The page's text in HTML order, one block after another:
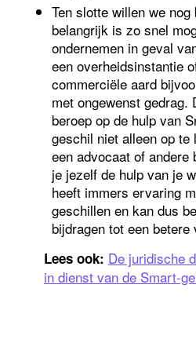
Ten slotte willen we
belangrijk is zo snel
ondernemen in geval
een overheidsinstantie
commerciële aard
met ongewenst gedrag.
beroep op de hulp van
geschil niet alleen op
een advocaat of andere
je jezelf de hulp van je
heeft immers ervaring
geschillen en kan dus
bijdragen tot een betere
Lees ook: De juridische
in dienst van de Smart-